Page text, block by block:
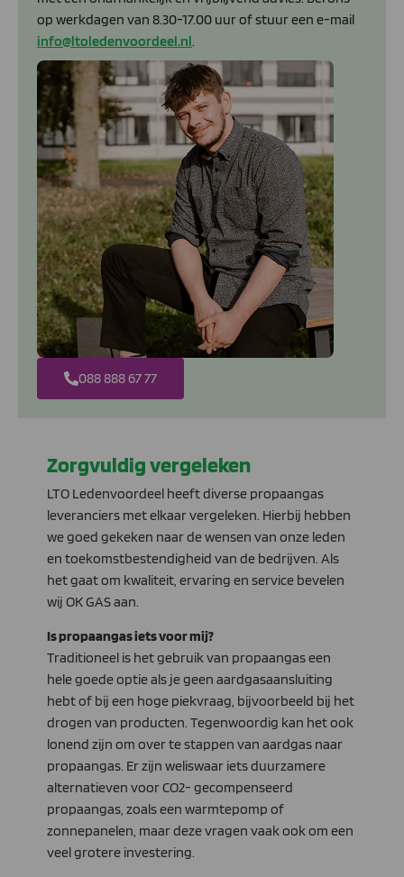
op werkdagen van 8.30-17.00 uur of stuur een e-mail
info@ltoledenvoordeel.nl.
088 888 67 77
Zorgvuldig vergeleken
LTO Ledenvoordeel heeft diverse propaangas
leveranciers met elkaar vergeleken. Hierbij hebben
we goed gekeken naar de wensen van onze leden
en toekomstbestendigheid van de bedrijven. Als
het gaat om kwaliteit, ervaring en service bevelen
wij OK GAS aan.
Is propaangas iets voor mij?
Traditioneel is het gebruik van propaangas een
hele goede optie als je geen aardgasaansluiting
hebt of bij een hoge piekvraag, bijvoorbeeld bij het
drogen van producten. Tegenwoordig kan het ook
lonend zijn om over te stappen van aardgas naar
propaangas. Er zijn weliswaar iets duurzamere
alternatieven voor CO2- gecompenseerd
propaangas, zoals een warmtepomp of
zonnepanelen, maar deze vragen vaak ook om een
veel grotere investering.